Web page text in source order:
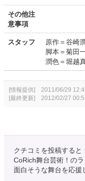
その他注
意事項
スタッフ
原作＝谷崎
脚本＝菊田
潤色＝堀越
[情報提供] 2011/06/29
[最終更新] 2012/02/27
クチコミを投稿すると
CoRich舞台芸術！のラ
面白そうな舞台を応援